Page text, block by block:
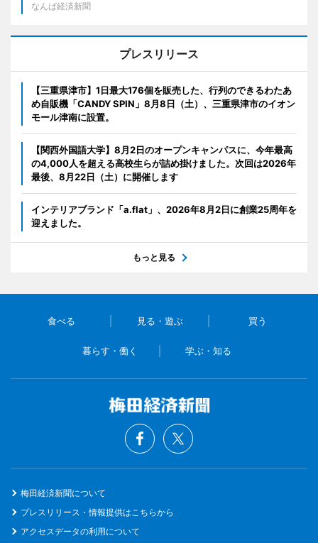
なんば経済新聞
プレスリリース
【三重県津市】1日最大176個を販売した、行列のできるわたあ
め自販機「CANDY SPIN」8月8日（土）、三重県津市のイオン
モール津南に設置。
【関西外国語大学】8月2日のオープンキャンパスに、今年最高
の4,000人を超える高校生らが詰め掛けました。次回は2026年
最後、8月22日（土）に開催します
インテリアブランド「a.flat」、2026年8月2日に創業25周年を
迎えました。
もっと見る
食べる 見る・遊ぶ 買う
暮らす・働く 学ぶ・知る
梅田経済新聞について
プレスリリース・情報提供はこちらから
アクセスデータの利用について